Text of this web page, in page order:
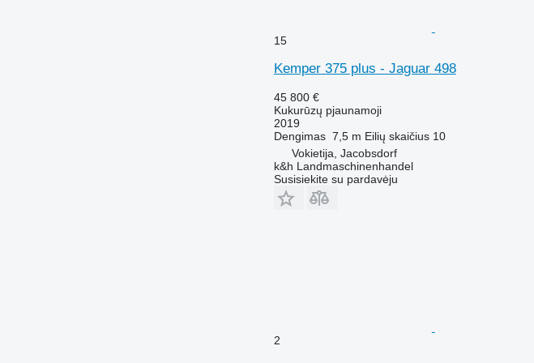
15
Kemper 375 plus - Jaguar 498
45 800 €
Kukurūzų pjaunamoji
2019
Dengimas 7,5 m Eilių skaičius 10
Vokietija, Jacobsdorf
k&h Landmaschinenhandel
Susisiekite su pardavėju
2